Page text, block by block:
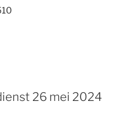
26 mei 2024